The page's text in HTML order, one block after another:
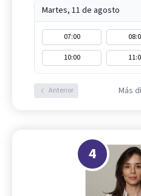
Martes, 11 de agosto
07:00
10:00
Anterior Más
4